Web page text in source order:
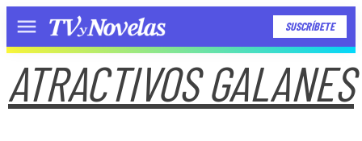
Menú SUSCRÍBETE
ATRACTIVOS GALANES